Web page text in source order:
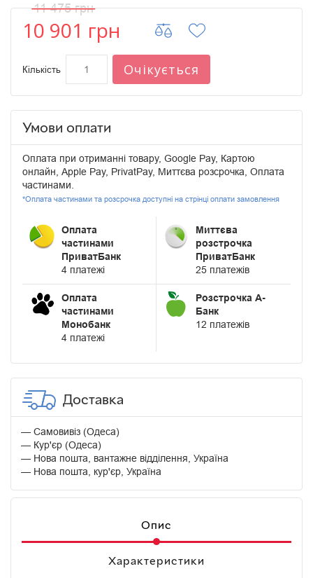
11 475 грн
10 901 грн
Кількість Очікується
Умови оплати
Оплата при отриманні товару, Google Pay, Картою
онлайн, Apple Pay, PrivatPay, Миттєва розсрочка, Оплата
частинами.
*Оплата частинами та розсрочка доступні на стрінці оплати замовлення
Оплата
частинами
ПриватБанк
4 платежі
Миттєва
розстрочка
ПриватБанк
25 платежів
Оплата
частинами
Монобанк
4 платежі
Розстрочка А-
Банк
12 платежів
Доставка
Самовивіз (Одеса)
Кур'єр (Одеса)
Нова пошта, вантажне відділення, Україна
Нова пошта, кур'єр, Україна
Опис
Характеристики